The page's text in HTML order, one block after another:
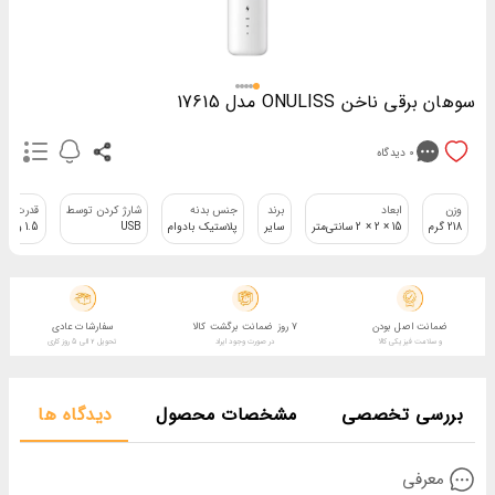
سوهان برقي ناخن ONULISS مدل 17615
0 دیدگاه
وزن
218 گرم
ابعاد
15 × 2 × 2 سانتی‌متر
برند
سایر
جنس بدنه
پلاستیک بادوام
شارژ کردن توسط
USB
قدرت
1.5 وات
ضمانت اصل بودن
و سلامت فیزیکی کالا
7 روز ضمانت برگشت کالا
در صورت وجود ایراد
سفارشات عادی
تحویل 2 الی 5 روز کاری
بررسی تخصصی مشخصات محصول دیدگاه ها
معرفی